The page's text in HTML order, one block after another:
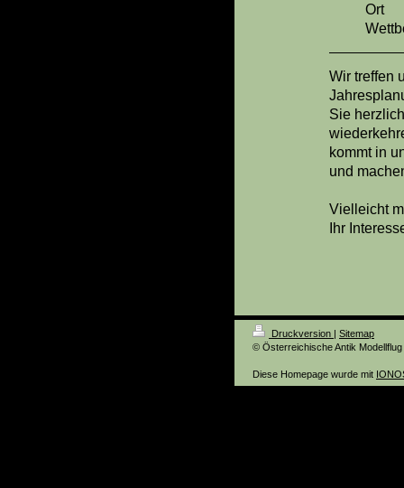
Ort :
Wir treffen
Sie
kommt in
und
Vielleicht
Ihr
Druckversion | Sitemap
© Österreichische Antik
Diese Homepage wurde mit